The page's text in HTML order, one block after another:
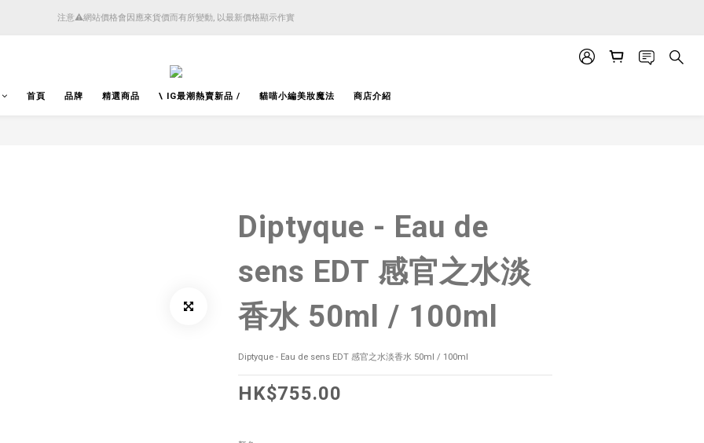
4月14日起減少SMS短訊發送, 所有快件自取訊息通知將全部改為透過官方應用程式「SFHK APP」推送。
注意⚠️網站價格會因應來貨價而有所變動, 以最新價格顯示作實
首頁 品牌 精選商品 \ IG最潮熱賣新品 / 貓喵小編美妝魔法 商店介紹
Diptyque - Eau de
sens EDT 感官之水淡
香水 50ml / 100ml
Diptyque - Eau de sens EDT 感官之水淡香水 50ml / 100ml
HK$755.00